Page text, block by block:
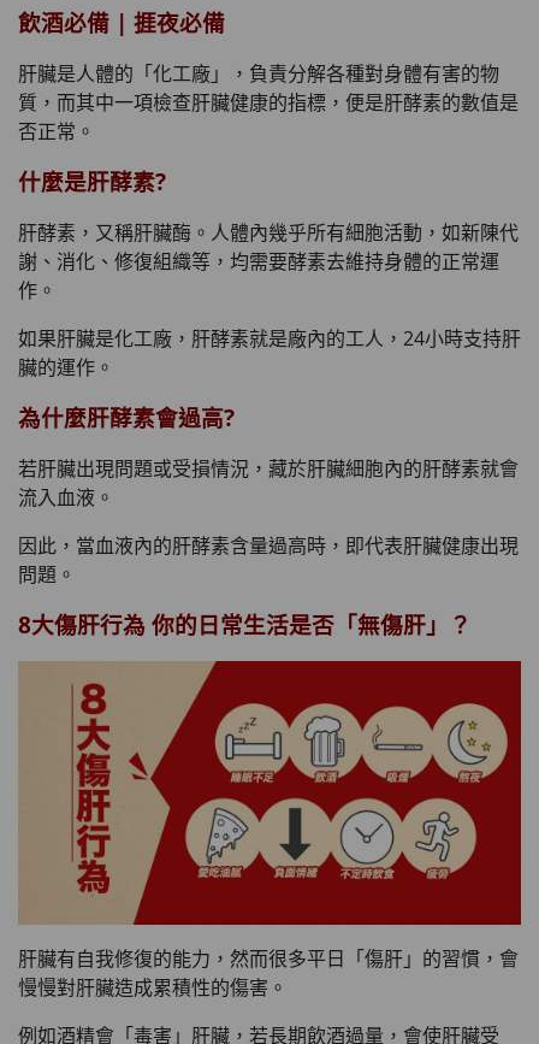
飲酒必備 | 捱夜必備
肝臟是人體的「化工廠」，負責分解各種對身體有害的物
質，而其中一項檢查肝臟健康的指標，便是肝酵素的數值是
否正常。
什麼是肝酵素?
肝酵素，又稱肝臟酶。人體內幾乎所有細胞活動，如新陳代
謝、消化、修復組織等，均需要酵素去維持身體的正常運
作。
如果肝臟是化工廠，肝酵素就是廠內的工人，24小時支持肝
臟的運作。
為什麼肝酵素會過高?
若肝臟出現問題或受損情況，藏於肝臟細胞內的肝酵素就會
流入血液。
因此，當血液內的肝酵素含量過高時，即代表肝臟健康出現
問題。
8大傷肝行為 你的日常生活是否「無傷肝」？
肝臟有自我修復的能力，然而很多平日「傷肝」的習慣，會
慢慢對肝臟造成累積性的傷害。
例如酒精會「毒害」肝臟，若長期飲酒過量，會使肝臟受